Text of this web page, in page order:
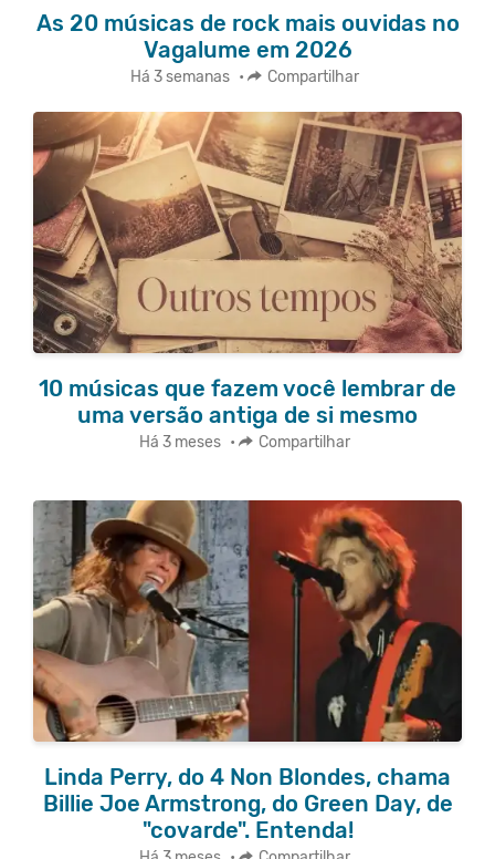
As 20 músicas de rock mais ouvidas no
Vagalume em 2026
Há 3 semanas • Compartilhar
10 músicas que fazem você lembrar de
uma versão antiga de si mesmo
Há 3 meses • Compartilhar
Linda Perry, do 4 Non Blondes, chama
Billie Joe Armstrong, do Green Day, de
"covarde". Entenda!